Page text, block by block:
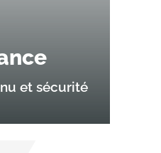
et sécurité